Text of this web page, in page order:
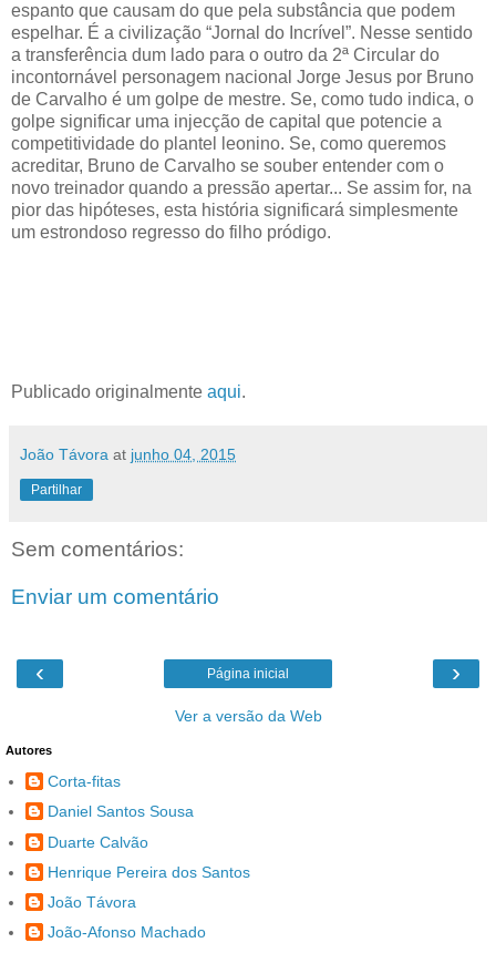
espanto que causam do que pela substância que podem
espelhar. É a civilização “Jornal do Incrível”. Nesse sentido
a transferência dum lado para o outro da 2ª Circular do
incontornável personagem nacional Jorge Jesus por Bruno
de Carvalho é um golpe de mestre. Se, como tudo indica, o
golpe significar uma injecção de capital que potencie a
competitividade do plantel leonino. Se, como queremos
acreditar, Bruno de Carvalho se souber entender com o
novo treinador quando a pressão apertar... Se assim for, na
pior das hipóteses, esta história significará simplesmente
um estrondoso regresso do filho pródigo.
Publicado originalmente aqui.
João Távora at junho 04, 2015
Partilhar
Sem comentários:
Enviar um comentário
‹ ›
Página inicial
Ver a versão da Web
Autores
Corta-fitas
Daniel Santos Sousa
Duarte Calvão
Henrique Pereira dos Santos
João Távora
João-Afonso Machado